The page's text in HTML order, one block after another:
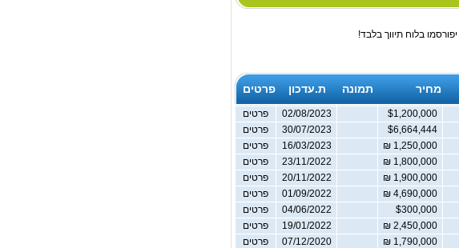
בלוח תיווך בלבד!
מחיר תמונה ת.עדכון פרטים
02/08/2023
פרטים
30/07/2023
פרטים
16/03/2023
פרטים
23/11/2022
פרטים
20/11/2022
פרטים
01/09/2022
פרטים
04/06/2022
פרטים
19/01/2022
פרטים
07/12/2020
פרטים